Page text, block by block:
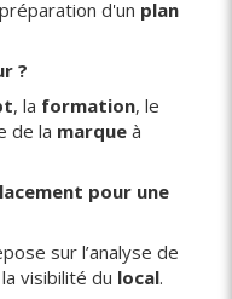
d'un plan
?
, la formation, le
de la marque à
pour une
sur l’analyse de
visibilité du local.